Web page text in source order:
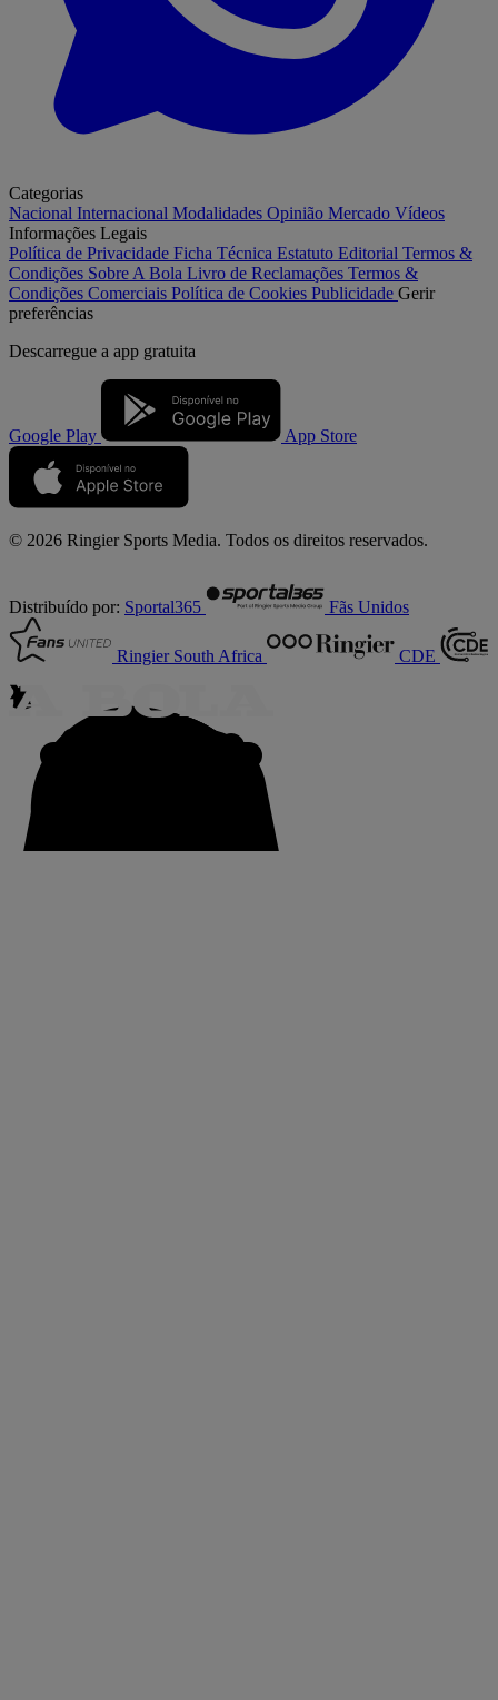
Categorias
Nacional Internacional Modalidades Opinião Mercado Vídeos
Informações Legais
Política de Privacidade Ficha Técnica Estatuto Editorial Termos &
Condições Sobre A Bola Livro de Reclamações Termos &
Condições Comerciais Política de Cookies Publicidade Gerir
preferências
Descarregue a app gratuita
Google Play App Store
© 2026 Ringier Sports Media. Todos os direitos reservados.
Distribuído por: Sportal365 Fãs Unidos
Ringier South Africa CDE